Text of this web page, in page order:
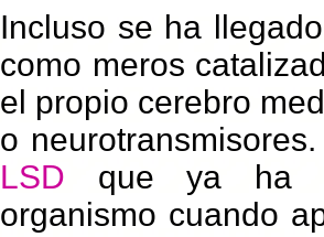
Incluso se ha
como meros
el propio cerebro
o
LSD que ya ha
organismo cuando